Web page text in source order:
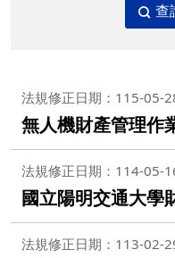
查
法規修正日期：115-05-
無人機財產管理作
法規修正日期：114-05-
國立陽明交通大學
法規修正日期：113-02-